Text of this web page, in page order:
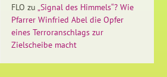
FLO zu „Signal des Himmels“? Wie
Pfarrer Winfried Abel die Opfer
eines Terroranschlags zur
Zielscheibe macht